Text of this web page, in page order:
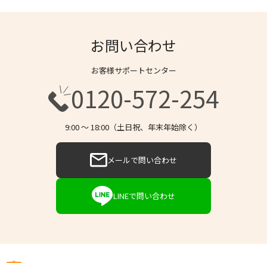
お問い合わせ
お客様サポートセンター
0120-572-254
9:00 〜 18:00（土日祝、年末年始除く）
メールで問い合わせ
LINEで問い合わせ